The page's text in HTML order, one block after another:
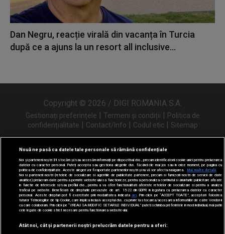
Dan Negru, reacție virală din vacanța în Turcia
după ce a ajuns la un resort all inclusive...
Copyright © 2026 / DIGI ROMANIA S.A.
Gestionați preferințele Termeni și condiții
Politica de
confidențialitate
Contact/Info Codul etic Sitemap
Urmărește-ne și pe
Nouă ne pasă ca datele tale personale să rămână confidențiale
Noi și partenerii noștri31 stocăm și/sau accesăm informații pe dispozitivul dvs., precum identificatorii cookie unici pentru prelucrarea
datelor cu caracter personal. Puteți accepta sau gestiona alegerile dvs. făcând clic mai jos sau în orice moment, pe pagina cu
politica de confidențialitate. Aceste alegeri vor fi raportate partenerilor noștri și nu vă vor afecta navigarea.
Mai multe detalii
Noi si partenerii nostri (retelele de socializare si agentiile de publicitate partenere, precum si furnizorii nostri de servicii de date
analitice) prelucram date pentru a permite website-ului sa functioneze, pentru a personaliza continutul si anunturile publicitare afisate
in functie de interesele si/sau profilul dvs., pentru a va oferi functionalitati aferente retelelor de socializare si pentru a analiza
traficul pe website. Beneficiati de drepturile prevazute de art. 15-22 din GDPR in legatura cu prelucrarea datelor cu caracter
personal. Aceste drepturi pot fi exercitate prin modalitatea indicata aici. Prin click pe “ACCEPT TOATE”, acceptati folosirea
tuturor Tehnologiilor de tip Cookie, care implica inclusiv acceptul dvs. cu privire la stocarea/accesarea informatiilor de catre Vendor-ii
cu care colaboram. Prin click pe “VREAU SA MODIFIC SETARILE INDIVIDUAL” puteti schimba preferintele in mod individual, mai putin
cele legate de cookie strict necesare pentru functionarea website-ului.
Atât noi, cât și partenerii noștri prelucrăm datele pentru a oferi: